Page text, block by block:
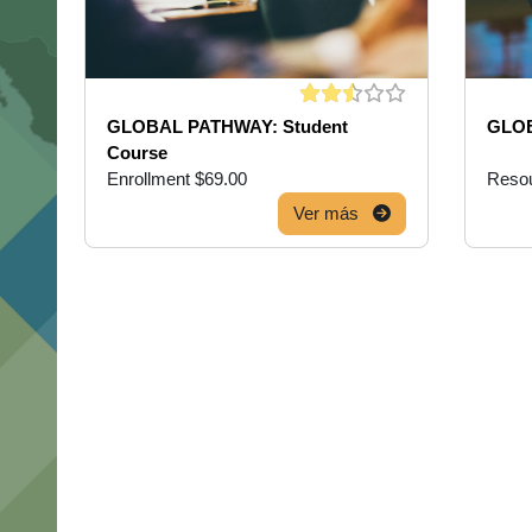
GLOBAL PATHWAY: Student
Course
Enrollment $69.00
Ver más